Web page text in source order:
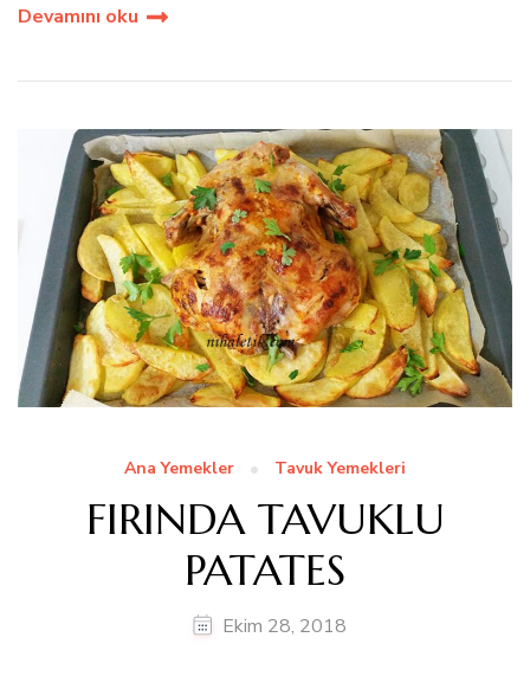
Devamını oku
Ana Yemekler Tavuk Yemekleri
FIRINDA TAVUKLU
PATATES
Ekim 28, 2018